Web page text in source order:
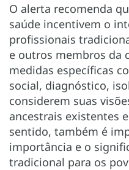
O alerta recomenda
saúde incentivem o
profissionais
e outros membros da
medidas específicas
social, diagnóstico,
considerem suas
ancestrais existentes
sentido, também é
importância e o
tradicional para os